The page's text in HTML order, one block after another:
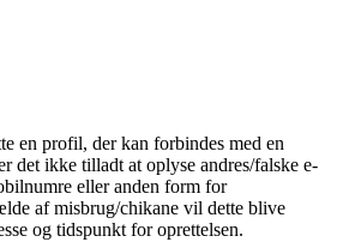
en profil, der kan forbindes med en
det ikke tilladt at oplyse andres/falske e-
eller anden form for
af misbrug/chikane vil dette blive
og tidspunkt for oprettelsen.